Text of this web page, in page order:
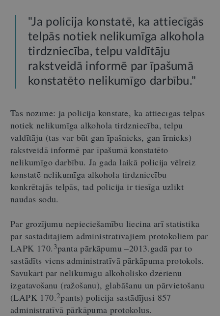
"Ja policija konstatē, ka attiecīgās
telpās notiek nelikumīga alkohola
tirdzniecība, telpu valdītāju
rakstveidā informē par īpašumā
konstatēto nelikumīgo darbību."
Tas nozīmē: ja policija konstatē, ka attiecīgās telpās
notiek nelikumīga alkohola tirdzniecība, telpu
valdītāju (tas var būt gan īpašnieks, gan īrnieks)
rakstveidā informē par īpašumā konstatēto
nelikumīgo darbību. Ja gada laikā policija vēlreiz
konstatē nelikumīga alkohola tirdzniecību
konkrētajās telpās, tad policija ir tiesīga uzlikt
naudas sodu.
Par grozījumu nepieciešamību liecina arī statistika
par sastādītajiem administratīvajiem protokoliem par
LAPK 170. 3panta pārkāpumu –2013.gadā par to
sastādīts viens administratīvā pārkāpuma protokols.
Savukārt par nelikumīgu alkoholisko dzērienu
izgatavošanu (ražošanu), glabāšanu un pārvietošanu
(LAPK 170.2pants) policija sastādījusi 857
administratīvā pārkāpuma protokolus.